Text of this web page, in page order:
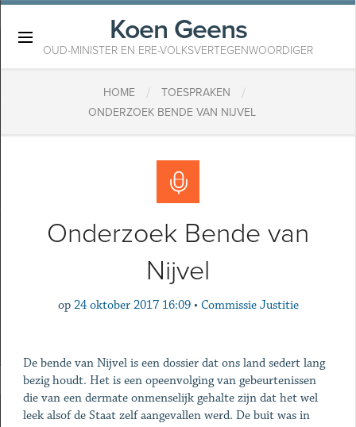
Koen Geens
OUD-MINISTER EN ERE-VOLKSVERTEGENWOORDIGER
HOME / TOESPRAKEN /
ONDERZOEK BENDE VAN NIJVEL
Onderzoek Bende van
Nijvel
op 24 oktober 2017 16:09 • Commissie Justitie
De bende van Nijvel is een dossier dat ons land sedert lang
bezig houdt. Het is een opeenvolging van gebeurtenissen
die van een dermate onmenselijk gehalte zijn dat het wel
leek alsof de Staat zelf aangevallen werd. De buit was in